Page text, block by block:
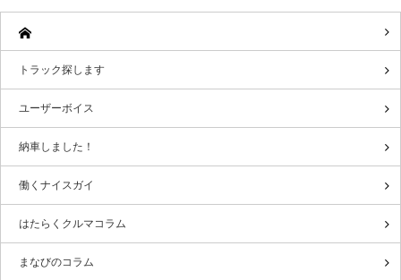
トラック探します
ユーザーボイス
納車しました！
働くナイスガイ
はたらくクルマコラム
まなびのコラム